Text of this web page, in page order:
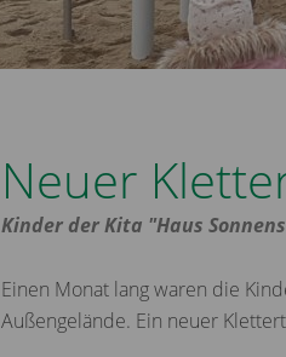
Neuer
Kinder der Kita "Haus
Einen Monat lang waren die
Außengelände. Ein neuer